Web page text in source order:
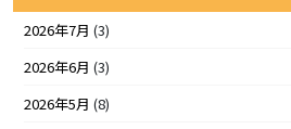
2026年7月 (3)
2026年6月 (3)
2026年5月 (8)